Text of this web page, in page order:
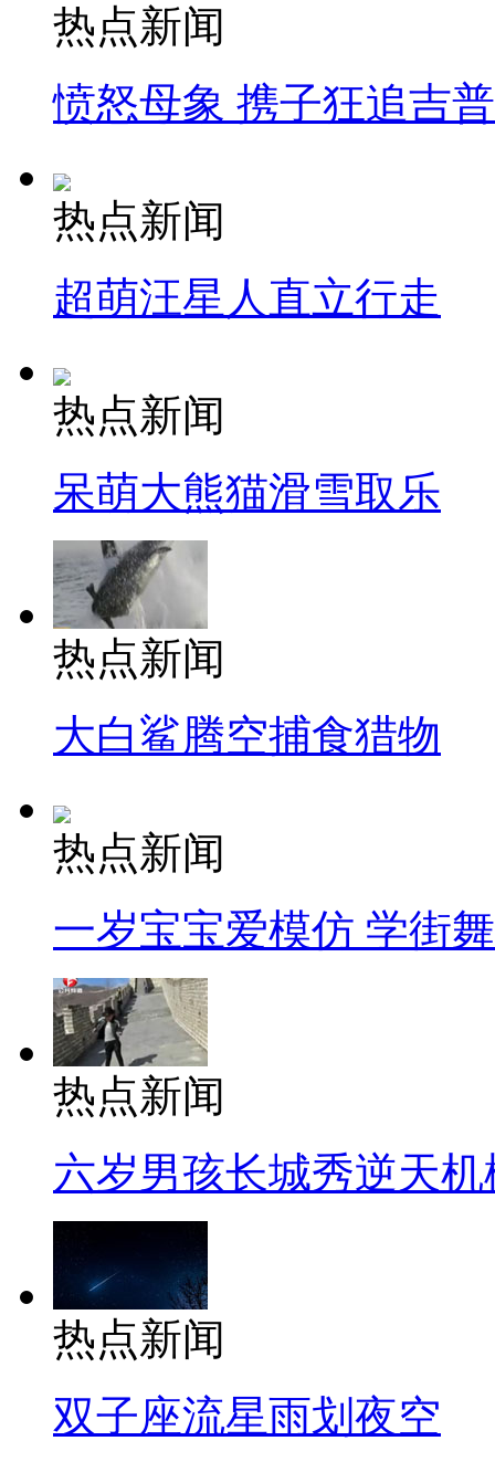
热点新闻
愤怒母象 携子狂追吉
热点新闻
超萌汪星人直立行走
热点新闻
呆萌大熊猫滑雪取乐
热点新闻
大白鲨腾空捕食猎物
热点新闻
一岁宝宝爱模仿 学街
热点新闻
六岁男孩长城秀逆天机
热点新闻
双子座流星雨划夜空